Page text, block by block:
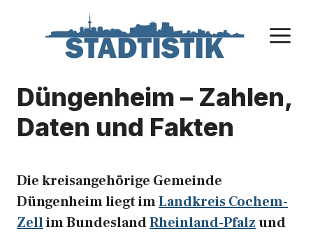
Düngenheim – Zahlen,
Daten und Fakten
Die kreisangehörige Gemeinde
Düngenheim liegt imLandkreis Cochem-
Zellim BundeslandRheinland-Pfalzund